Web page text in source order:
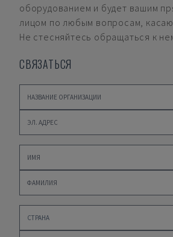
оборудованием и будет вашим
лицом по любым вопросам,
Не стесняйтесь обращаться к
СВЯЗАТЬСЯ